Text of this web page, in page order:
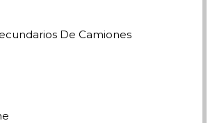
De Camiones